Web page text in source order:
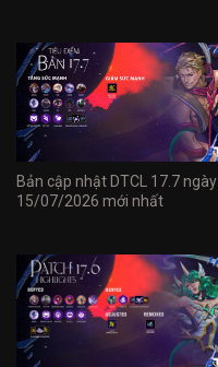
Bản cập nhật DTCL 17.7 ngày
15/07/2026 mới nhất